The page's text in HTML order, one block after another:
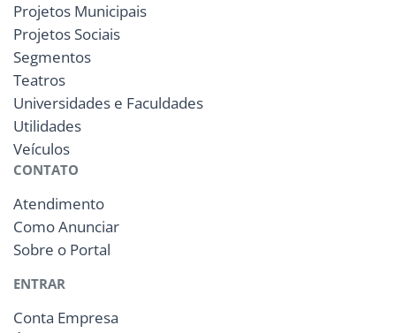
Projetos Municipais
Projetos Sociais
Segmentos
Teatros
Universidades e Faculdades
Utilidades
Veículos
CONTATO
Atendimento
Como Anunciar
Sobre o Portal
ENTRAR
Conta Empresa